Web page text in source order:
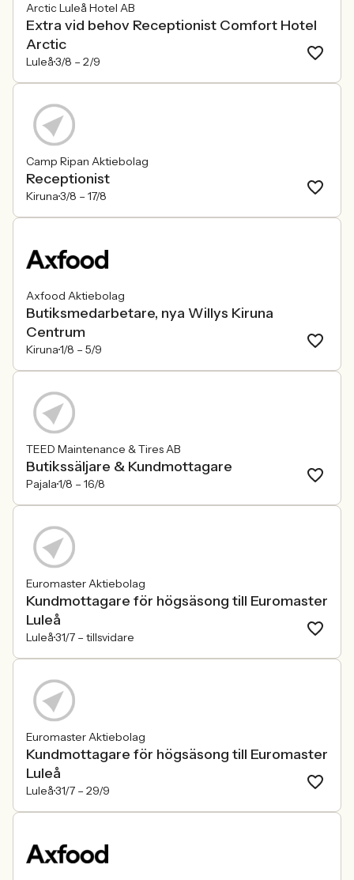
Arctic Luleå Hotel AB
Extra vid behov Receptionist Comfort Hotel
Arctic
Luleå3/8 – 2/9
Camp Ripan Aktiebolag
Receptionist
Kiruna3/8 – 17/8
Axfood Aktiebolag
Butiksmedarbetare, nya Willys Kiruna
Centrum
Kiruna1/8 – 5/9
TEED Maintenance & Tires AB
Butikssäljare & Kundmottagare
Pajala1/8 – 16/8
Euromaster Aktiebolag
Kundmottagare för högsäsong till Euromaster
Luleå
Luleå31/7 – tillsvidare
Euromaster Aktiebolag
Kundmottagare för högsäsong till Euromaster
Luleå
Luleå31/7 – 29/9